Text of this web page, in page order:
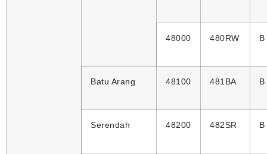
48000 480RW
Batu Arang 48100 481BA
Serendah 48200 482SR